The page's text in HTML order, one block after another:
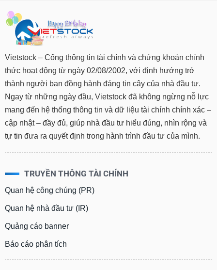
Vietstock – Cổng thông tin tài chính và chứng khoán chính
thức hoạt động từ ngày 02/08/2002, với định hướng trở
thành người bạn đồng hành đáng tin cậy của nhà đầu tư.
Ngay từ những ngày đầu, Vietstock đã không ngừng nỗ lực
mang đến hệ thống thông tin và dữ liệu tài chính chính xác –
cập nhật – đầy đủ, giúp nhà đầu tư hiểu đúng, nhìn rộng và
tự tin đưa ra quyết định trong hành trình đầu tư của mình.
TRUYỀN THÔNG TÀI CHÍNH
Quan hệ công chúng (PR)
Quan hệ nhà đầu tư (IR)
Quảng cáo banner
Báo cáo phân tích